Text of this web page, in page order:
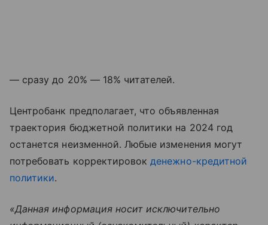
— сразу до 20% — 18% читателей.
Центробанк предполагает, что объявленная
траектория бюджетной политики на 2024 год
останется неизменной. Любые изменения могут
потребовать корректировокденежно-кредитной
политики.
«Данная информация носит исключительно